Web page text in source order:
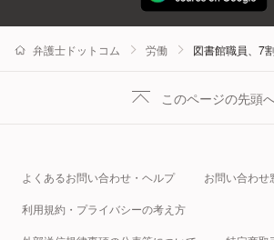
弁護士ドットコム 労働 図書館職員、7
このページの先頭
よくあるお問い合わせ・ヘルプ お問い合わせ
利用規約・プライバシーの考え方